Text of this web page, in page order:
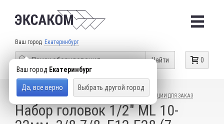
Ваш город Екатеринбург
Ваш город Екатеринбург
Да, все верно Выбрать другой город
0
Найти
КАТАЛОГ ТОВАРОВ ГАРАЖНОЕ ОБОРУДОВАНИЕ ПОЗИЦИИ ДЛЯ ЗАКАЗ
Набор головок 1/2" ML 10-